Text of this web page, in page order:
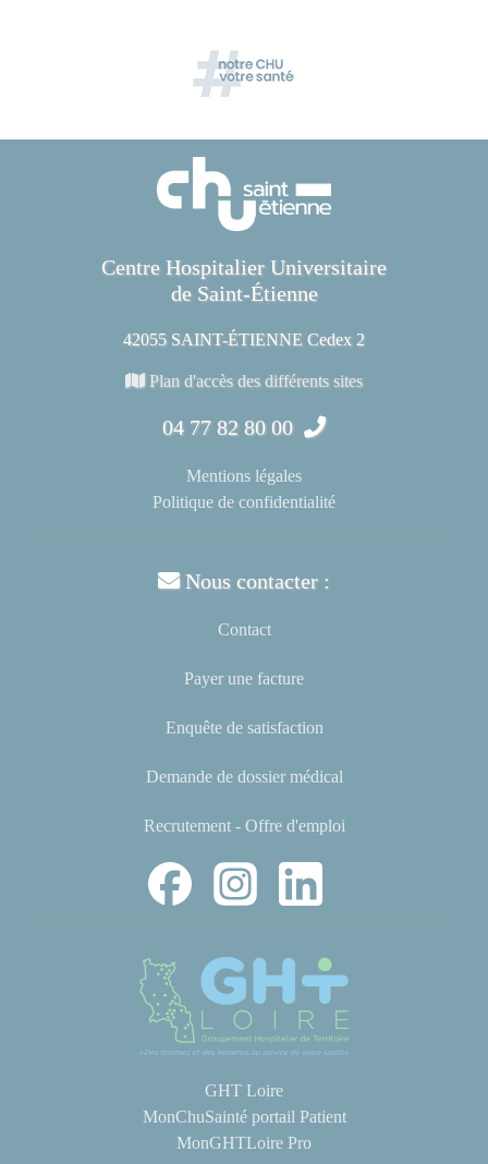
Centre Hospitalier Universitaire
de Saint-Étienne
42055 SAINT-ÉTIENNE Cedex 2
Plan d'accès des différents sites
04 77 82 80 00
Mentions légales
Politique de confidentialité
Nous contacter :
Contact
Payer une facture
Enquête de satisfaction
Demande de dossier médical
Recrutement - Offre d'emploi
GHT Loire
MonChuSainté portail Patient
MonGHTLoire Pro